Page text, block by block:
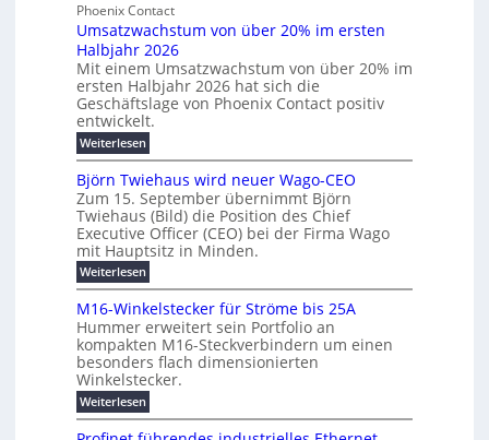
b
r
a
u
c
h
t
m
e
h
r
T
e
m
p
o
u
n
d
w
e
n
u
b
f
ü
r
m
o
d
e
r
n
e
E
e
r
g
i
e
l
ö
e
N
H
-
S
i
c
h
e
r
u
n
g
s
l
a
s
t
s
c
h
a
e
i
l
i
g
u
n
g
b
e
i
m
2
0
2
6
E
u
r
o
p
e
h
r
f
a
c
h
d
u
r
c
f
ü
h
u
n
g
e
n
f
ü
r
e
ff
i
z
i
Phoenix Contact
Umsatzwachstum von über 20% im ersten
Halbjahr 2026
Mit einem Umsatzwachstum von über 20% im
ersten Halbjahr 2026 hat sich die
Geschäftslage von Phoenix Contact positiv
entwickelt.
Weiterlesen:
U
m
s
a
t
w
a
c
h
s
t
u
m
v
o
n
ü
b
Björn Twiehaus wird neuer Wago-CEO
Zum 15. September übernimmt Björn
Twiehaus (Bild) die Position des Chief
Executive Officer (CEO) bei der Firma Wago
mit Hauptsitz in Minden.
Weiterlesen:
B
j
ö
r
n
T
w
i
e
h
M16-Winkelstecker für Ströme bis 25A
Hummer erweitert sein Portfolio an
kompakten M16-Steckverbindern um einen
besonders flach dimensionierten
Winkelstecker.
Weiterlesen:
M
1